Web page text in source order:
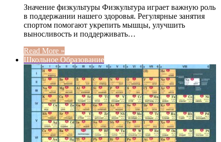
Значение физкультуры Физкультура играет важную роль
в поддержании нашего здоровья. Регулярные занятия
спортом помогают укрепить мышцы, улучшить
выносливость и поддерживать…
Read More »
Школьное Образование